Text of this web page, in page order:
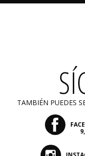
TAMBIÉN PUEDES